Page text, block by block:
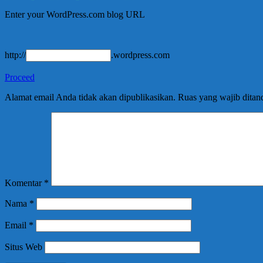
Enter your WordPress.com blog URL
http:// .wordpress.com
Proceed
Alamat email Anda tidak akan dipublikasikan. Ruas yang wajib
Komentar *
Nama *
Email *
Situs Web